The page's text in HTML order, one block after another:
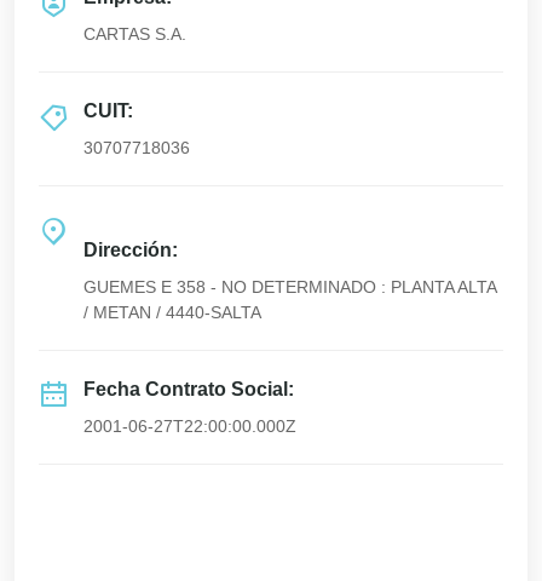
CARTAS S.A.
CUIT:
30707718036
Dirección:
GUEMES E 358 - NO DETERMINADO : PLANTA ALTA
/ METAN / 4440-SALTA
Fecha Contrato Social:
2001-06-27T22:00:00.000Z